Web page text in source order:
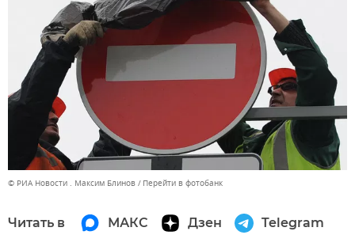
© РИА Новости . Максим Блинов Перейти в фотобанк
Читать в МАКС Дзен Telegram